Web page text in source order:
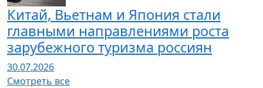
Китай, Вьетнам и Япония стали
главными направлениями роста
зарубежного туризма россиян
30.07.2026
Смотреть все